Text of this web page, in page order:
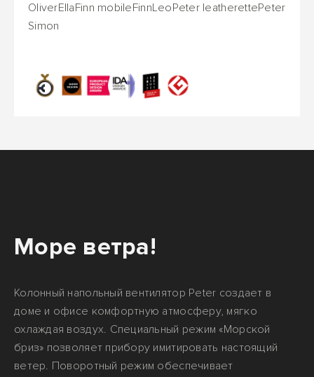
OliverEllaFinn mobileFinnLeoPeter leatherettePeter
Simon
Море ветра!
Колонный напольный вентилятор Peter создает в
доме и офисе комфортную атмосферу, мягко
охлаждая воздух. Специальный режим «Морской
бриз» позволяет прибору имитировать настоящий
ветер. Поворотный режим обеспечивает